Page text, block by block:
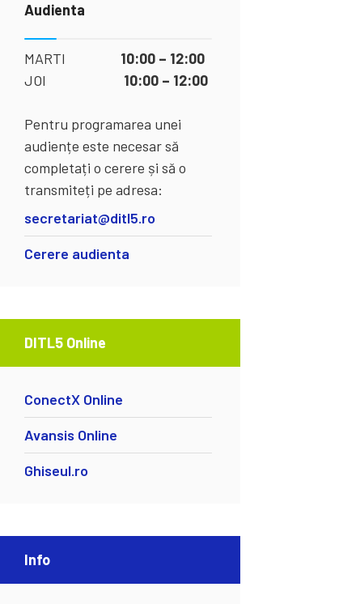
Audienta
MARTI 10:00 – 12:00
JOI 10:00 – 12:00
Pentru programarea unei
audiențe este necesar să
completați o cerere și să o
transmiteți pe adresa:
secretariat@ditl5.ro
Cerere audienta
DITL5 Online
ConectX Online
Avansis Online
Ghiseul.ro
Info